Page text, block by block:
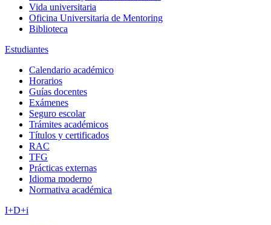
Vida universitaria
Oficina Universitaria de Mentoring
Biblioteca
Estudiantes
Calendario académico
Horarios
Guías docentes
Exámenes
Seguro escolar
Trámites académicos
Títulos y certificados
RAC
TFG
Prácticas externas
Idioma moderno
Normativa académica
I+D+i